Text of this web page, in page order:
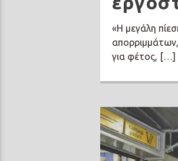
«Η μεγάλη
για φέτος, […]